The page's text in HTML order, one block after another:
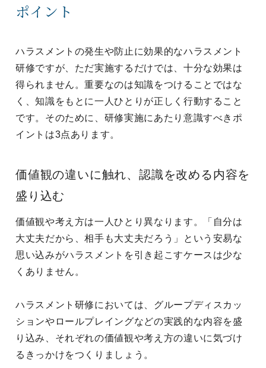
ポイント
ハラスメントの発生や防止に効果的なハラスメント
研修ですが、ただ実施するだけでは、十分な効果は
得られません。重要なのは知識をつけることではな
く、知識をもとに一人ひとりが正しく行動すること
です。そのために、研修実施にあたり意識すべきポ
イントは3点あります。
価値観の違いに触れ、認識を改める内容を
盛り込む
価値観や考え方は一人ひとり異なります。「自分は
大丈夫だから、相手も大丈夫だろう」という安易な
思い込みがハラスメントを引き起こすケースは少な
くありません。
ハラスメント研修においては、グループディスカッ
ションやロールプレイングなどの実践的な内容を盛
り込み、それぞれの価値観や考え方の違いに気づけ
るきっかけをつくりましょう。